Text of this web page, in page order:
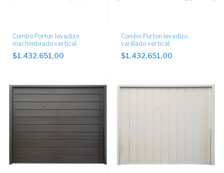
Combo Porton levadizo
machimbrado vertical.
$1.432.651,00
Combo Porton levadizo
varillado vertical.
$1.432.651,00